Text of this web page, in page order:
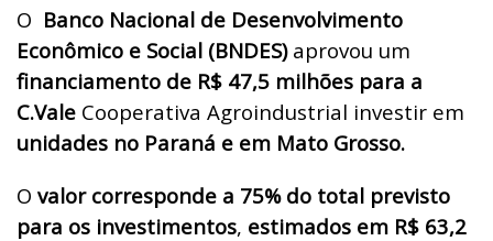
O Banco Nacional de Desenvolvimento
Econômico e Social (BNDES) aprovou um
financiamento de R$ 47,5 milhões para a
C.Vale Cooperativa Agroindustrial investir em
unidades no Paraná e em Mato Grosso.
O valor corresponde a 75% do total previsto
para os investimentos, estimados em R$ 63,2